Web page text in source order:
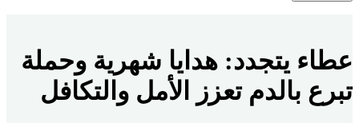
عطاء يتجدد: هدايا شهرية وحملة
تبرع بالدم تعزز الأمل والتكافل